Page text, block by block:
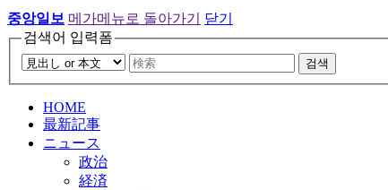
중앙일보 메가메뉴로 돌아가기
닫기
검색어 입력폼
검색
HOME
最新記事
ニュース
政治
経済